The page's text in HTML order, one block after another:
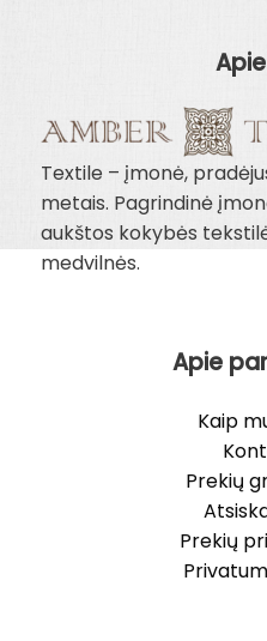
Textile – įmonė,
metais. Pagrindinė
aukštos kokybės
medvilnės.
Apie
Kaip
Prekių
Prekių